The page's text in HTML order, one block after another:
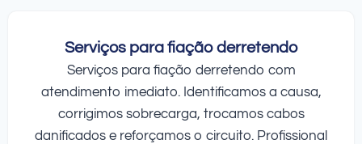
Serviços para fiação derretendo
Serviços para fiação derretendo com
atendimento imediato. Identificamos a causa,
corrigimos sobrecarga, trocamos cabos
danificados e reforçamos o circuito. Profissional